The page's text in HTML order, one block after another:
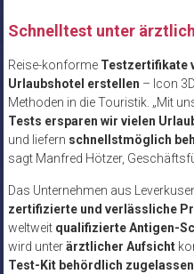
Schnelltest unter
Reise-konforme Testzertifikate
Urlaubshotel erstellen – Icon
Methoden in die Touristik. „Mit
Tests ersparen wir vielen
und liefern schnellstmöglich
sagt Manfred Hötzer,
Das Unternehmen aus
zertifizierte und verlässliche
weltweit qualifizierte Antigen-
wird unterärztlicher Aufsicht
Test-Kit behördlich